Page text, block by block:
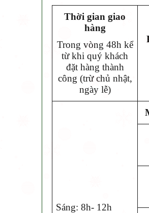
Thời gian giao
hàng
Trong vòng 48h kể
từ khi quý khách
đặt hàng thành
công (trừ chủ nhật,
ngày lễ)
Sáng: 8h- 12h